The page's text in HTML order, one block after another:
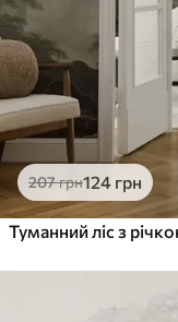
207грн124 грн